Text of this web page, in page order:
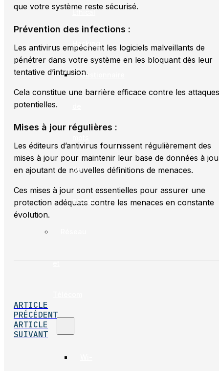
Ethical
Hacking
Gestionnaire
de
passe
que votre système reste sécurisé.
Prévention des infections :
Les antivirus empêchent les logiciels malveillants de
pénétrer dans votre système en les bloquant dès leur
tentative d’intrusion.
Cela constitue une barrière efficace contre les attaques
potentielles.
Mises à jour régulières :
Les éditeurs d’antivirus fournissent régulièrement des
mises à jour pour maintenir leur base de données à
en ajoutant de nouvelles définitions de menaces.
Ces mises à jour sont essentielles pour assurer une
protection adéquate contre les menaces en constante
évolution.
ARTICLE
PRÉCÉDENT
ARTICLE
SUIVANT